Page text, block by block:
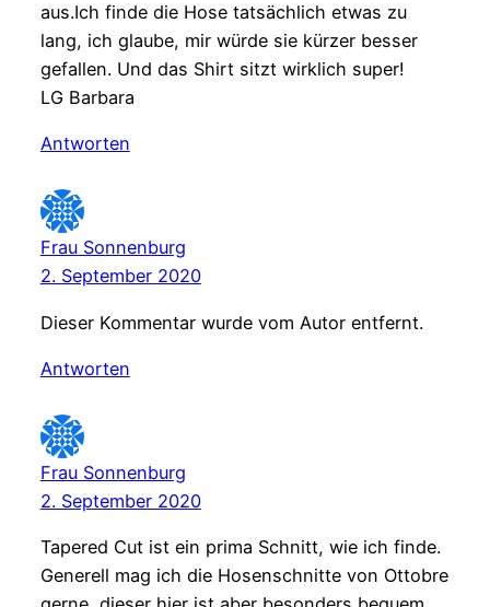
aus.Ich finde die Hose tatsächlich etwas zu
lang, ich glaube, mir würde sie kürzer besser
gefallen. Und das Shirt sitzt wirklich super!
LG Barbara
Antworten
Frau Sonnenburg
2. September 2020
Dieser Kommentar wurde vom Autor entfernt.
Antworten
Frau Sonnenburg
2. September 2020
Tapered Cut ist ein prima Schnitt, wie ich finde.
Generell mag ich die Hosenschnitte von Ottobre